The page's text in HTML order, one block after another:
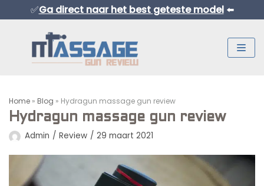
Meteen
inhoud
✅Ga direct naar het best geteste model ⬅️
Normaal Formaat Massage Guns
Home » Blog » Hydragun massage gun review
Hydragun massage gun review
Admin Review 29 maart 2021